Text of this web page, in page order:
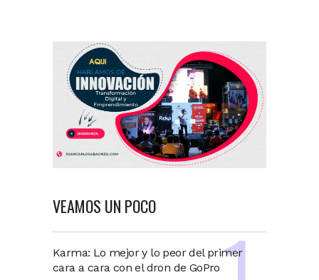
VEAMOS UN POCO
Karma: Lo mejor y lo peor del primer
cara a cara con el dron de GoPro